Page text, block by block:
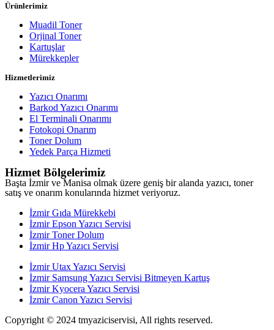
Ürünlerimiz
Muadil Toner
Orjinal Toner
Kartuşlar
Mürekkepler
Hizmetlerimiz
Yazıcı Onarımı
Barkod Yazıcı Onarımı
El Terminali Onarımı
Fotokopi Onarım
Toner Dolum
Yedek Parça Hizmeti
Hizmet Bölgelerimiz
Başta İzmir ve Manisa olmak üzere geniş bir alanda yazıcı, toner
satış ve onarım konularında hizmet veriyoruz.
İzmir Gıda Mürekkebi
İzmir Epson Yazıcı Servisi
İzmir Toner Dolum
İzmir Hp Yazıcı Servisi
İzmir Utax Yazıcı Servisi
İzmir Samsung Yazıcı Servisi Bitmeyen Kartuş
İzmir Kyocera Yazıcı Servisi
İzmir Canon Yazıcı Servisi
Copyright © 2024 tmyaziciservisi, All rights reserved.